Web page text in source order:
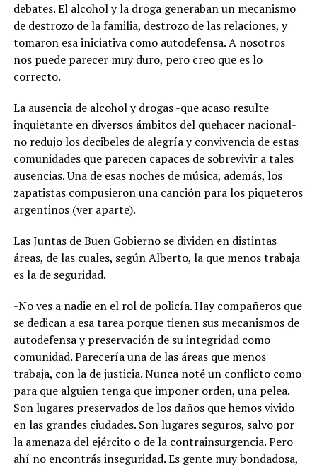
debates. El alcohol y la droga generaban un mecanismo
de destrozo de la familia, destrozo de las relaciones, y
tomaron esa iniciativa como autodefensa. A nosotros
nos puede parecer muy duro, pero creo que es lo
correcto.
La ausencia de alcohol y drogas -que acaso resulte
inquietante en diversos ámbitos del quehacer nacional-
no redujo los decibeles de alegría y convivencia de estas
comunidades que parecen capaces de sobrevivir a tales
ausencias. Una de esas noches de música, además, los
zapatistas compusieron una canción para los piqueteros
argentinos (ver aparte).
Las Juntas de Buen Gobierno se dividen en distintas
áreas, de las cuales, según Alberto, la que menos trabaja
es la de seguridad.
-No ves a nadie en el rol de policía. Hay compañeros que
se dedican a esa tarea porque tienen sus mecanismos de
autodefensa y preservación de su integridad como
comunidad. Parecería una de las áreas que menos
trabaja, con la de justicia. Nunca noté un conflicto como
para que alguien tenga que imponer orden, una pelea.
Son lugares preservados de los daños que hemos vivido
en las grandes ciudades. Son lugares seguros, salvo por
la amenaza del ejército o de la contrainsurgencia. Pero
ahí no encontrás inseguridad. Es gente muy bondadosa,